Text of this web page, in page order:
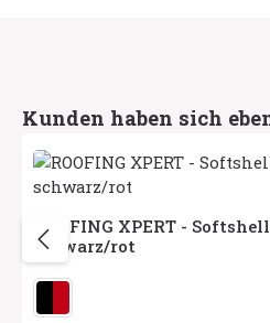
Produktgalerie überspringen
Kunden haben sich
ROOFING XPERT -
schwarz/rot
Herstellerfarbe